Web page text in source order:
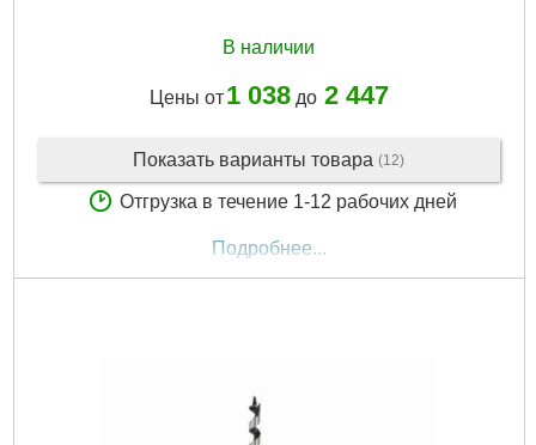
В наличии
Цены от 1 038до 2 447
Показать варианты товара (12)
Отгрузка в течение 1-12 рабочих дней
Подробнее...